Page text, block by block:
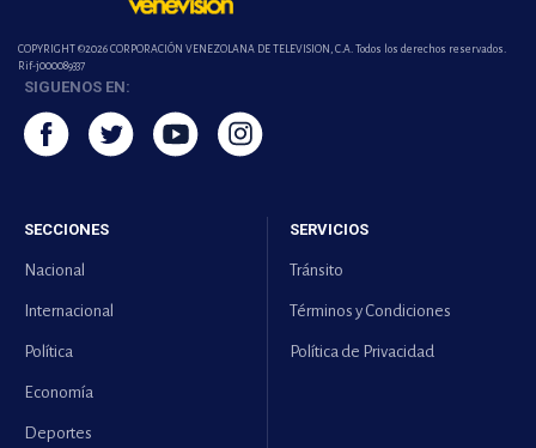
COPYRIGHT ©2026 CORPORACIÓN VENEZOLANA DE TELEVISION, C.A. Todos los derechos reservados.
Rif-j000089337
SIGUENOS EN:
SECCIONES
Nacional
Internacional
Política
Economía
Deportes
SERVICIOS
Tránsito
Términos y Condiciones
Política de Privacidad